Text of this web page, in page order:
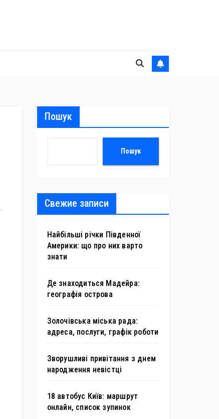
Пошук
Пошук
Свежие записи
Найбільші річки Південної
Америки: що про них варто
знати
Де знаходиться Мадейра:
географія острова
Золочівська міська рада:
адреса, послуги, графік роботи
Зворушливі привітання з днем
народження невістці
18 автобус Київ: маршрут
онлайн, список зупинок